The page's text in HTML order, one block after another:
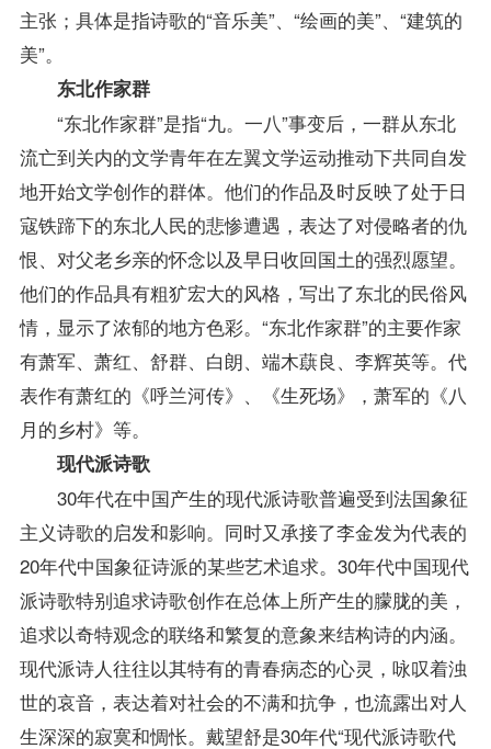
主张；具体是指诗歌的“音乐美”、“绘画的美”、“建筑的
美”。
东北作家群
“东北作家群”是指“九。一八”事变后，一群从东北
流亡到关内的文学青年在左翼文学运动推动下共同自发
地开始文学创作的群体。他们的作品及时反映了处于日
寇铁蹄下的东北人民的悲惨遭遇，表达了对侵略者的仇
恨、对父老乡亲的怀念以及早日收回国土的强烈愿望。
他们的作品具有粗犷宏大的风格，写出了东北的民俗风
情，显示了浓郁的地方色彩。“东北作家群”的主要作家
有萧军、萧红、舒群、白朗、端木蕻良、李辉英等。代
表作有萧红的《呼兰河传》、《生死场》，萧军的《八
月的乡村》等。
现代派诗歌
30年代在中国产生的现代派诗歌普遍受到法国象征
主义诗歌的启发和影响。同时又承接了李金发为代表的
20年代中国象征诗派的某些艺术追求。30年代中国现代
派诗歌特别追求诗歌创作在总体上所产生的朦胧的美，
追求以奇特观念的联络和繁复的意象来结构诗的内涵。
现代派诗人往往以其特有的青春病态的心灵，咏叹着浊
世的哀音，表达着对社会的不满和抗争，也流露出对人
生深深的寂寞和惆怅。戴望舒是30年代“现代派诗歌代